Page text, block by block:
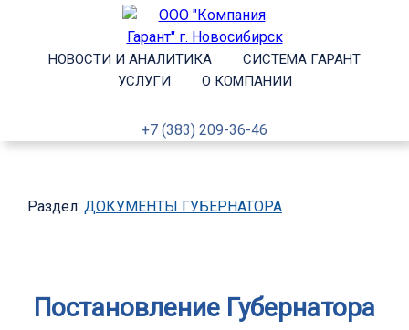
НОВОСТИ И АНАЛИТИКА
СИСТЕМА ГАРАНТ
УСЛУГИ
О КОМПАНИИ
+7 (383) 209-36-46
Раздел: ДОКУМЕНТЫ ГУБЕРНАТОРА
Постановление Губернатора